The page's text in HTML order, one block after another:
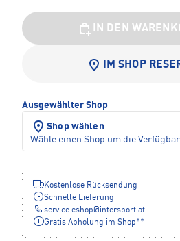
IN DEN
IM SHOP
Ausgewählter Shop
Shop wählen
Wähle einen Shop um die
Kostenlose Rücksendung
Schnelle Lieferung
service.eshop@intersport.at
Gratis Abholung im Shop**